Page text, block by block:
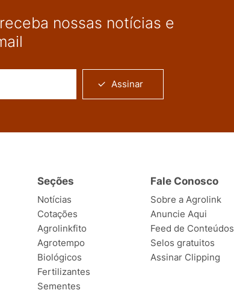
nossas notícias e
Assinar
Seções
Notícias
Cotações
Agrolinkfito
Agrotempo
Biológicos
Fertilizantes
Sementes
Fale Conosco
Sobre a Agrolink
Anuncie Aqui
Feed de Conteúdos
Selos gratuitos
Assinar Clipping